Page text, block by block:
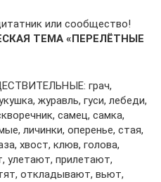
или сообщество!
ТЕМА «ПЕРЕЛЁТНЫЕ
грач,
журавль, гуси, лебеди,
самец, самка,
личинки, оперенье, стая,
хвост, клюв, голова,
улетают, прилетают,
откладывают, вьют,